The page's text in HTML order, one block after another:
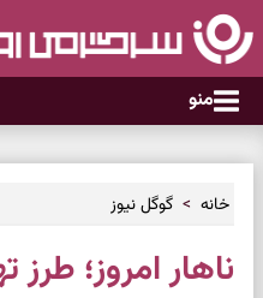
منو
خانه گوگل نیوز
ناهار امروز؛